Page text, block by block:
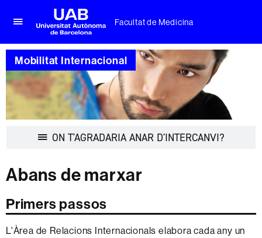
per
desplegar
el
menú
de
Facultat
Universitat
Autònoma
de
Barcelona
Facultat de Medicina
Mobilitat Internacional
ON T'AGRADARIA ANAR D'INTERCANVI?Desplegar
Abans de marxar
Primers passos
L'Àrea de Relacions Internacionals elabora cada any un